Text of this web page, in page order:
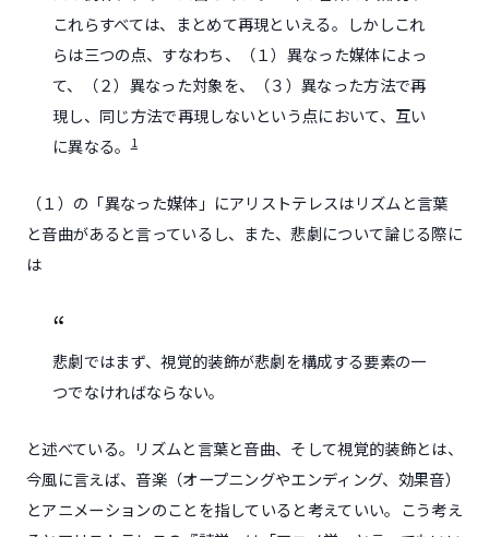
これらすべては、まとめて再現といえる。しかしこれ
らは三つの点、すなわち、（１）異なった媒体によっ
て、（２）異なった対象を、（３）異なった方法で再
現し、同じ方法で再現しないという点において、互い
に異なる。1
（１）の「異なった媒体」にアリストテレスはリズムと言葉
と音曲があると言っているし、また、悲劇について論じる際に
は
悲劇ではまず、視覚的装飾が悲劇を構成する要素の一
つでなければならない。
と述べている。リズムと言葉と音曲、そして視覚的装飾とは、
今風に言えば、音楽（オープニングやエンディング、効果音）
とアニメーションのことを指していると考えていい。こう考え